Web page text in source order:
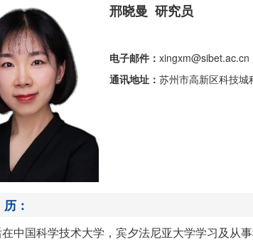
邢晓曼 研究员
电子邮件： xingxm@sibet.ac.cn
通讯地址： 苏州市高新区科技城
：
在中国科学技术大学，宾夕法尼亚大学学习及从